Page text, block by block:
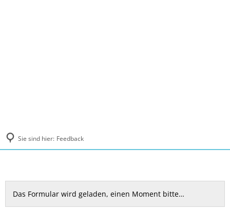
Sie sind hier: Feedback
Feedback
Das Formular wird geladen, einen Moment bitte…